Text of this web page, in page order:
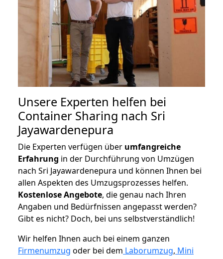
Unsere Experten helfen bei
Container Sharing nach Sri
Jayawardenepura
Die Experten verfügen über umfangreiche
Erfahrung in der Durchführung von Umzügen
nach Sri Jayawardenepura und können Ihnen bei
allen Aspekten des Umzugsprozesses helfen.
Kostenlose Angebote, die genau nach Ihren
Angaben und Bedürfnissen angepasst werden?
Gibt es nicht? Doch, bei uns selbstverständlich!
Wir helfen Ihnen auch bei einem ganzen
Firmenumzug oder bei dem Laborumzug, Mini